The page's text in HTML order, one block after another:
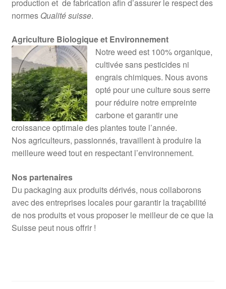
production et de fabrication afin d’assurer le respect des
normes Qualité suisse.
Agriculture Biologique et Environnement
Notre weed est 100% organique,
cultivée sans pesticides ni
engrais chimiques. Nous avons
opté pour une culture sous serre
pour réduire notre empreinte
carbone et garantir une
croissance optimale des plantes toute l’année.
Nos agriculteurs, passionnés, travaillent à produire la
meilleure weed tout en respectant l’environnement.
Nos partenaires
Du packaging aux produits dérivés, nous collaborons
avec des entreprises locales pour garantir la traçabilité
de nos produits et vous proposer le meilleur de ce que la
Suisse peut nous offrir !